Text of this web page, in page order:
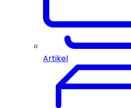
Artikel